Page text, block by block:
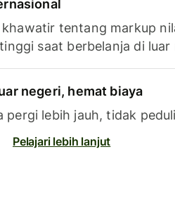
khawatir tentang markup
saat berbelanja di luar
negeri, hemat biaya
pergi lebih jauh, tidak
Pelajari lebih lanjut